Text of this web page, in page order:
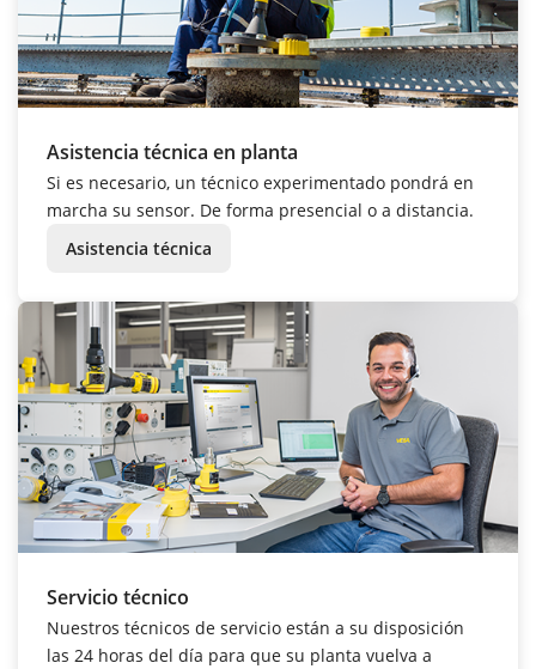
Asistencia técnica en planta
Si es necesario, un técnico experimentado pondrá en
marcha su sensor. De forma presencial o a distancia.
Asistencia técnica
Servicio técnico
Nuestros técnicos de servicio están a su disposición
las 24 horas del día para que su planta vuelva a